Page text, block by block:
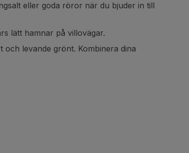
eller goda röror när du bjuder in till
lätt hamnar på villovägar.
levande grönt. Kombinera dina